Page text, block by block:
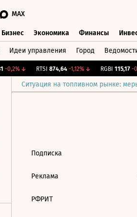
MAX
Бизнес Экономика Финансы
Идеи управления Город
-0,2%↓ RTSI 874,64 -1,12%↓ RGBI 115,17 -
Ситуация на топливном рынке:
Подписка
Реклама
РФРИТ